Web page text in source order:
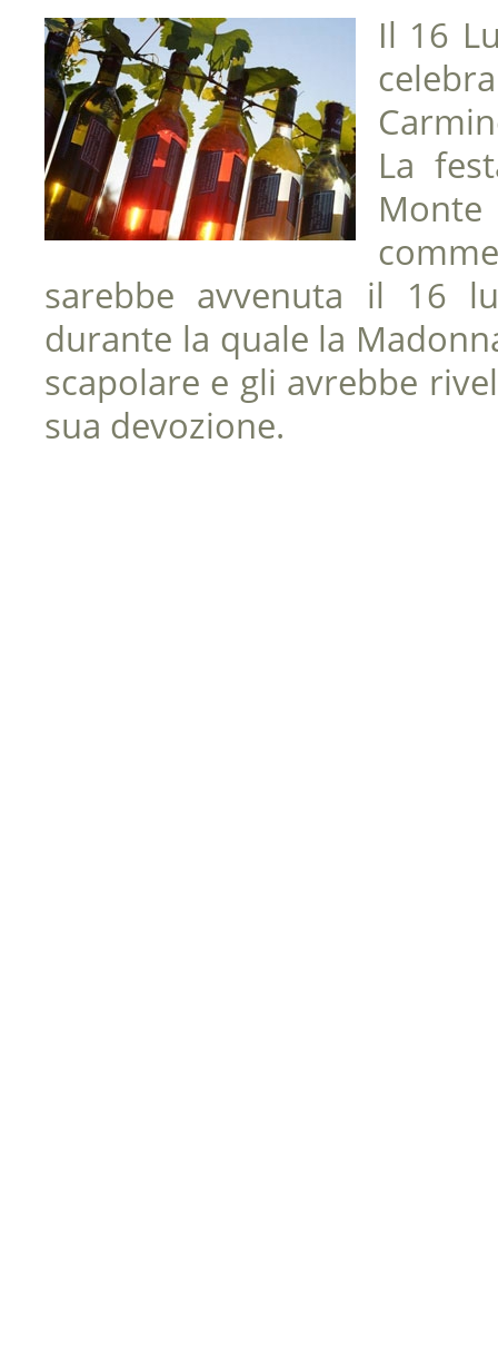
Il 16
La
sarebbe avvenuta il 16
durante la quale la
scapolare e gli avrebbe
sua devozione.